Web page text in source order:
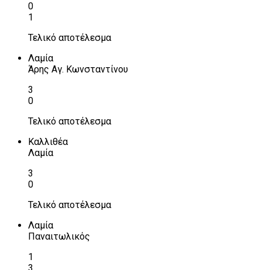
0
1
Τελικό αποτέλεσμα
Λαμία
Άρης Αγ. Κωνσταντίνου
3
0
Τελικό αποτέλεσμα
Καλλιθέα
Λαμία
3
0
Τελικό αποτέλεσμα
Λαμία
Παναιτωλικός
1